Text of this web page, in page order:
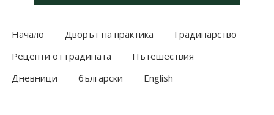
Начало Дворът на практика
Градинарство
Рецепти от градината
Пътешествия
Дневници
български English